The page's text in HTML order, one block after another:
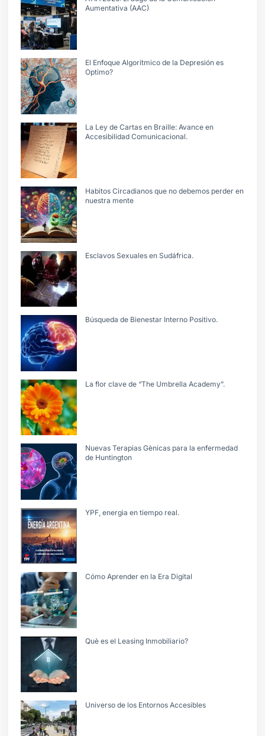
Aumentativa (AAC)
El Enfoque Algorítmico de la Depresión es
Optimo?
La Ley de Cartas en Braille: Avance en
Accesibilidad Comunicacional.
Habitos Circadianos que no debemos perder en
nuestra mente
Esclavos Sexuales en Sudáfrica.
Búsqueda de Bienestar Interno Positivo.
La flor clave de “The Umbrella Academy”.
Nuevas Terapias Gènicas para la enfermedad
de Huntington
YPF, energìa en tiempo real.
Cómo Aprender en la Era Digital
Què es el Leasing Inmobiliario?
Universo de los Entornos Accesibles